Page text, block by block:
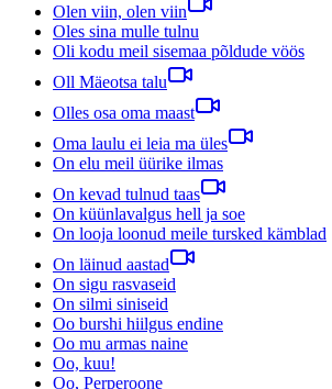
Olen viin, olen viin
Oles sina mulle tulnu
Oli kodu meil sisemaa põldude vöös
Oll Mäeotsa talu
Olles osa oma maast
Oma laulu ei leia ma üles
On elu meil üürike ilmas
On kevad tulnud taas
On küünlavalgus hell ja soe
On looja loonud meile tursked kämblad
On läinud aastad
On sigu rasvaseid
On silmi siniseid
Oo burshi hiilgus endine
Oo mu armas naine
Oo, kuu!
Oo, Perperoone